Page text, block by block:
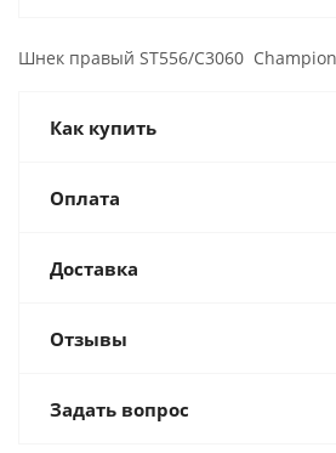
Шнек правый ST556/С3060 Champion
Как купить
Оплата
Доставка
Отзывы
Задать вопрос